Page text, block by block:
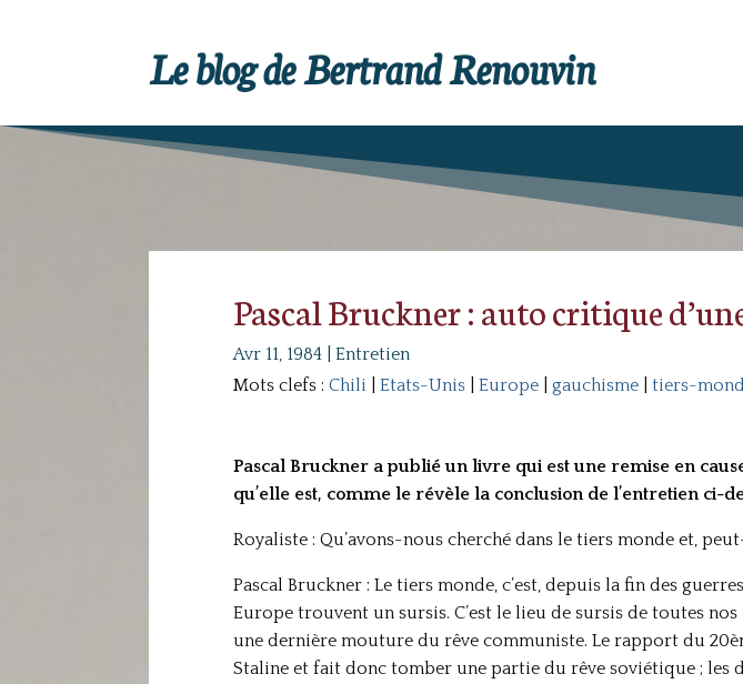
Le blog de Bertrand Renouvin
Pascal Bruckner : auto critique
Avr 11, 1984| Entretien
Mots clefs : Chili Etats-Unis| Europe| gauchisme| tiers-
Pascal Bruckner a publié un livre qui est une remise en
qu’elle est, comme le révèle la conclusion de l’entretien ci-
Royaliste : Qu’avons-nous cherché dans le tiers monde et,
Pascal Bruckner : Le tiers monde, c’est, depuis la fin des
Europe trouvent un sursis. C’est le lieu de sursis de toutes
une dernière mouture du rêve communiste. Le rapport du
Staline et fait donc tomber une partie du rêve soviétique ; les